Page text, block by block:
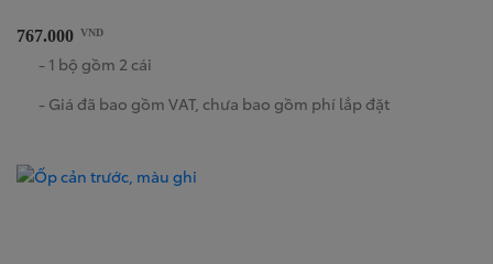
767.000 VND
- 1 bộ gồm 2 cái
- Giá đã bao gồm VAT, chưa bao gồm phí lắp đặt